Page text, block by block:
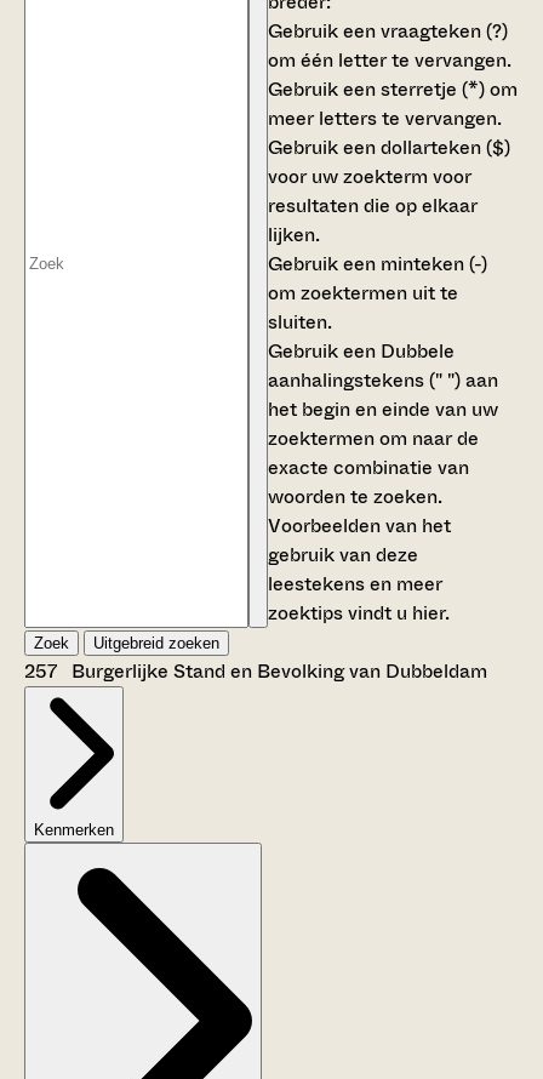
Gebruik eenvraagteken (?)
om één letter te vervangen.
Gebruik eensterretje (*)om
meer letters te vervangen.
Gebruik eendollarteken ($)
voor uw zoekterm voor
resultaten die op elkaar
lijken.
Gebruik een minteken (-)
om zoektermen uit te
sluiten.
Gebruik een Dubbele
aanhalingstekens (" ")aan
het begin en einde van uw
zoektermen om naar de
exacte combinatie van
woorden te zoeken.
Voorbeelden van het
gebruik van deze
leestekens en meer
zoektips vindt u hier.
Zoek Uitgebreid zoeken
257 Burgerlijke Stand en Bevolking van Dubbeldam
Kenmerken